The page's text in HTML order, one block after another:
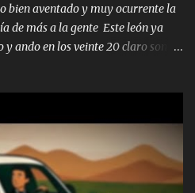
bien aventado y muy ocurrente la
de más a la gente Este león ya
ando en los veinte 20 claro son
a dar hasta topar pues no hay de
voy por mi línea no veo a
no se me duerm voy chicoteado
rato que me agarran el colmillo